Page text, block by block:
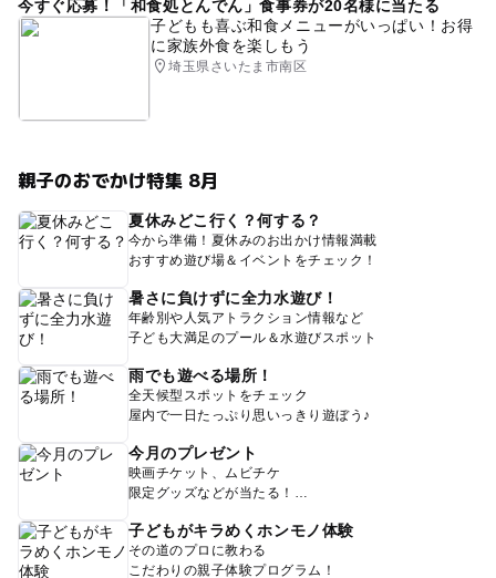
今すぐ応募！「和食処とんでん」食事券が20名様に当たる
子どもも喜ぶ和食メニューがいっぱい！お得
に家族外食を楽しもう
埼玉県さいたま市南区
親子のおでかけ特集 8月
夏休みどこ行く？何する？
今から準備！夏休みのお出かけ情報満載
おすすめ遊び場＆イベントをチェック！
暑さに負けずに全力水遊び！
年齢別や人気アトラクション情報など
子ども大満足のプール＆水遊びスポット
雨でも遊べる場所！
全天候型スポットをチェック
屋内で一日たっぷり思いっきり遊ぼう♪
今月のプレゼント
映画チケット、ムビチケ
限定グッズなどが当たる！
子どもがキラめくホンモノ体験
その道のプロに教わる
こだわりの親子体験プログラム！